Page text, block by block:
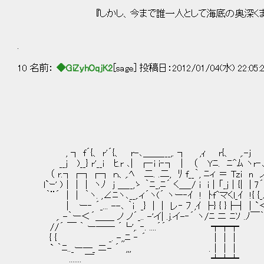
『しかし、今まで誰一人として海底の奥深くまで
10 名前： ◆GiZyhOqjK2 [sage] 投稿日：2012/01/04(水)
, ┐ f´{、 r'´{、 r-､＿＿___,. ┐ ,ｨ r{、 ,.-j r‐､_
__j )__} r'__i ﾋ.r ､| ┌‐i i‐┐ ｜ （ Yﾆ. ﾆ^ﾑ ヽr‐､ ヽ
（ r.┐┌┐┌┐ ｎ、,.ﾍ 二. .二, ﾘ f__｀, ﾆィ ＝ Tzi n ノ
l`ｰ' )｜｜｜ ヽﾉ j ＿__,ゝ ｀ﾆ_,ﾆ´ く＿_/ i i｜「_j｜{|
｀¨´ ｜｜ ｀ヽ. ,∠ﾆヽ､__,.ィ´ヽ(´ ヽー‐ｲ ! ﾄf^マく
｜ ー‐ ´_... --､ ｀i _} ｜ | レ‐ ﾌ ,ｲ ├} { }├┤｜`＜
,. -｀ー＜´＿＿ ノ ノ´_.. -'イ| .j.イ-‐´ ヽ/ﾆ ニ ﾆｿ .ﾉ￣｀
//´ ￣ ｀ ー―― ´└',. ‐. ....´´ ┯┯┯ ￣
{ { _. -,,ﾆ ‐ ´ │││ ｀
` ｀ﾆ.._ー―_ ニ- ´ ,,,
....... ￣ ┷┷┷